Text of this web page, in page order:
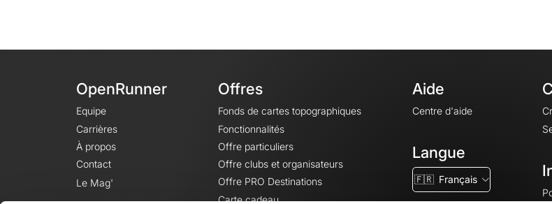
OpenRunner
Equipe
Carrières
À propos
Contact
Le Mag'
Offres
Fonds de cartes topographiques
Fonctionnalités
Offre particuliers
Offre clubs et organisateurs
Offre PRO Destinations
Carte cadeau
Aide
Centre d'aide
Langue
🇫🇷 Français